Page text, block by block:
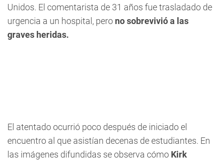
Unidos. El comentarista de 31 años fue trasladado de
urgencia a un hospital, pero no sobrevivió a las
graves heridas.
El atentado ocurrió poco después de iniciado el
encuentro al que asistían decenas de estudiantes. En
las imágenes difundidas se observa cómo Kirk